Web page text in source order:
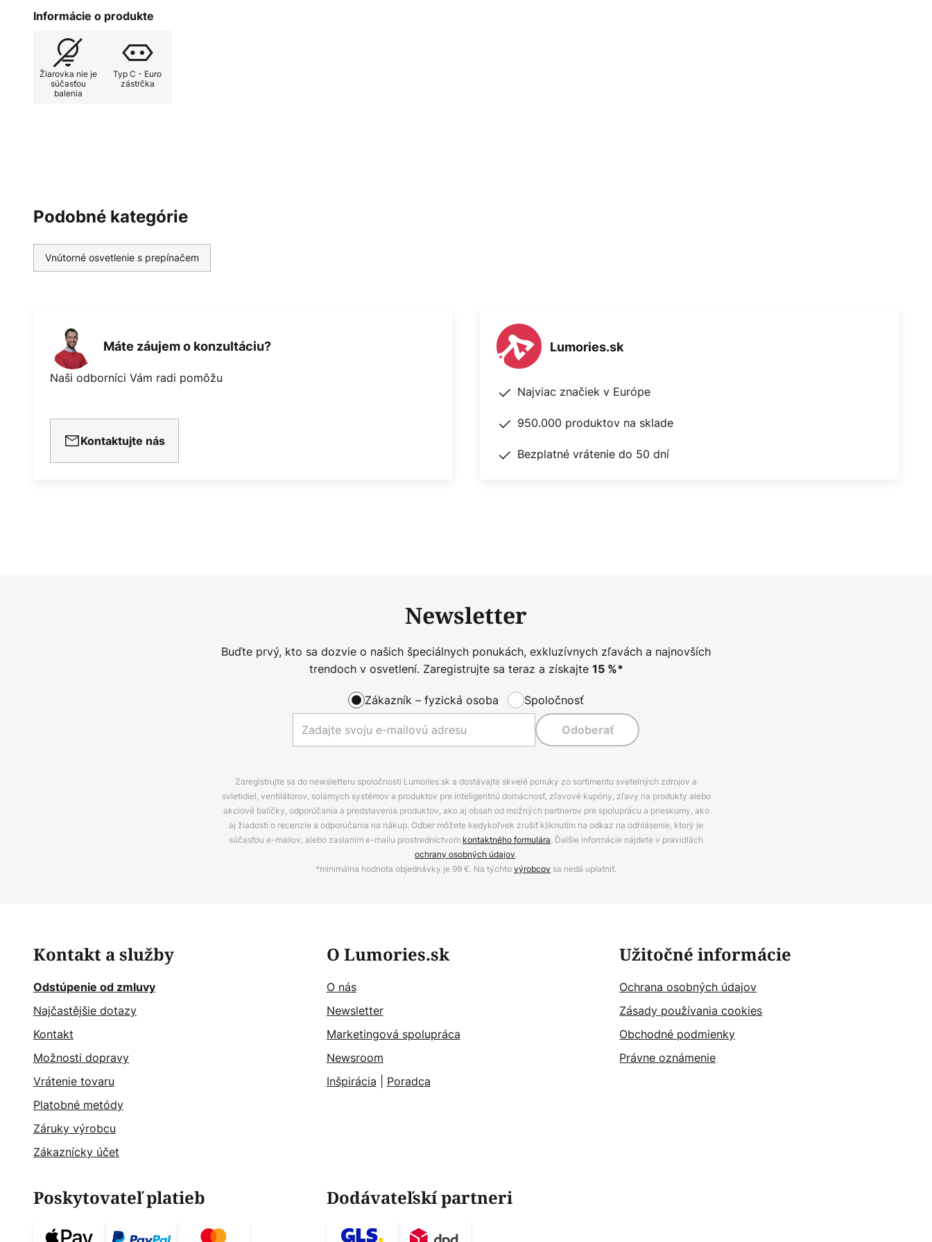
lampa Birdie Easy z roku 2020 spoločnú charakteristickú črtu:
priehľadné, mierne rozšírené tienidlo na lampu z polykarbonátu,
ktoré zaisťuje príjemné doplnkové osvetlenie. Stolová lampa,
ktorá sa vďaka svojej jednoduchosti dá univerzálne použiť v
moderných obytných a komerčných priestoroch. Či už ako
dizajnérmi navrhuje od roku 1985 dekoratívne svietidlá, ktoré
spoločnosti Foscarini, znamená tvorbu a formovanie (Fare) a
spojenie so svetom svetla, vízií a myšlienok (Luce).
Informácie o produkte
Žiarovka nie je
súčasťou
balenia
Typ C - Euro
zástrčka
Podobné kategórie
Vnútorné osvetlenie s prepínačem
Máte záujem o konzultáciu?
Naši odborníci Vám radi pomôžu
Kontaktujte nás
Lumories.sk
Najviac značiek v Európe
950.000 produktov na sklade
Bezplatné vrátenie do 50 dní
Newsletter
Buďte prvý, kto sa dozvie o našich špeciálnych ponukách, exkluzívnych zľavách a najnovších
trendoch v osvetlení. Zaregistrujte sa teraz a získajte 15%*
Zákazník – fyzická osoba Spoločnosť
Odoberať
Zaregistrujte sa do newsletteru spoločnosti Lumories.sk a dostávajte skvelé ponuky zo sortimentu svetelných zdrojov a
svietidiel, ventilátorov, solárnych systémov a produktov pre inteligentnú domácnosť, zľavové kupóny, zľavy na produkty alebo
akciové balíčky, odporúčania a predstavenia produktov, ako aj obsah od možných partnerov pre spoluprácu a prieskumy, ako
aj žiadosti o recenzie a odporúčania na nákup. Odber môžete kedykoľvek zrušiť kliknutím na odkaz na odhlásenie, ktorý je
súčasťou e-mailov, alebo zaslaním e-mailu prostredníctvom kontaktného formulára. Ďalšie informácie nájdete v pravidlách
ochrany osobných údajov.
*minimálna hodnota objednávky je 99 €. Na týchtovýrobcov sa nedá uplatniť.
Kontakt a služby
Odstúpenie od zmluvy
Najčastějšie dotazy
Kontakt
Možnosti dopravy
Vrátenie tovaru
Platobné metódy
Záruky výrobcu
Zákaznícky účet
O Lumories.sk
O nás
Newsletter
Marketingová spolupráca
Newsroom
Inšpirácia
Poradca
Užitočné informácie
Ochrana osobných údajov
Zásady používania cookies
Obchodné podmienky
Právne oznámenie
Poskytovateľ platieb Dodávateľskí partneri